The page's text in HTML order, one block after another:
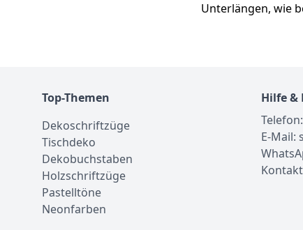
Unterlängen, wie
Top-Themen
Dekoschriftzüge
Tischdeko
Dekobuchstaben
Holzschriftzüge
Pastelltöne
Neonfarben
Hilfe
E-Mail: